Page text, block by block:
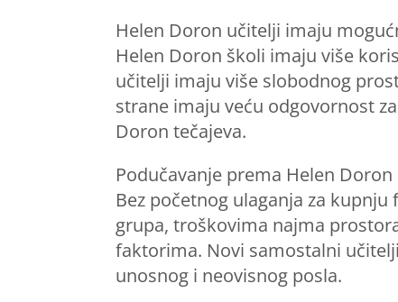
Helen Doron učitelji imaju
Helen Doron školi imaju više
učitelji imaju više slobodnog
strane imaju veću odgovornost
Doron tečajeva.
Podučavanje prema Helen
Bez početnog ulaganja za
grupa, troškovima najma
faktorima. Novi samostalni
unosnog i neovisnog posla.